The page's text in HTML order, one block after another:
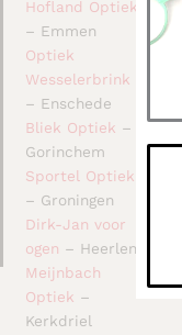
Hofland Optiek
– Emmen
Optiek
Wesselerbrink
– Enschede
Bliek Optiek –
Gorinchem
Sportel Optiek
– Groningen
Dirk-Jan voor
ogen – Heerlen
Meijnbach
Optiek –
Kerkdriel